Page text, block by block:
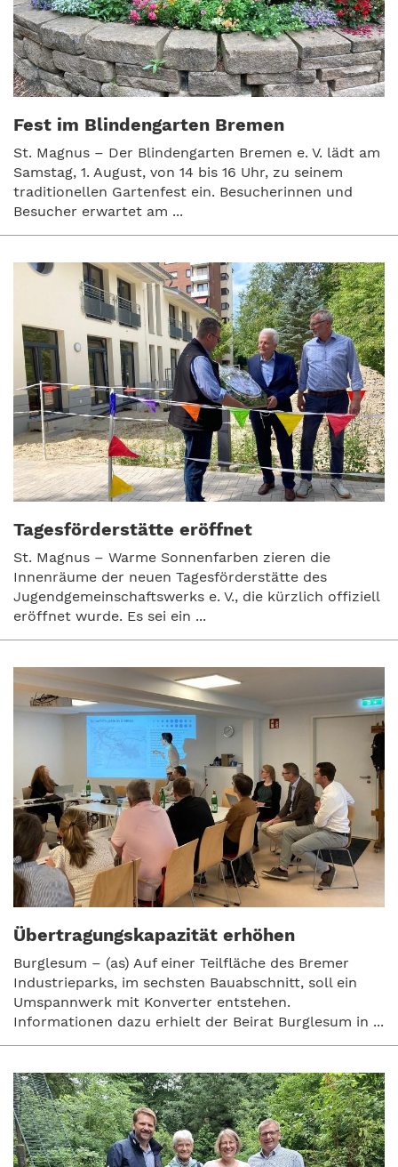
Fest im Blindengarten Bremen
St. Magnus – Der Blindengarten Bremen e. V. lädt am
Samstag, 1. August, von 14 bis 16 Uhr, zu seinem
traditionellen Gartenfest ein. Besucherinnen und
Besucher erwartet am ...
Tagesförderstätte eröffnet
St. Magnus – Warme Sonnenfarben zieren die
Innenräume der neuen Tagesförderstätte des
Jugendgemeinschaftswerks e. V., die kürzlich offiziell
eröffnet wurde. Es sei ein ...
Übertragungskapazität erhöhen
Burglesum – (as) Auf einer Teilfläche des Bremer
Industrieparks, im sechsten Bauabschnitt, soll ein
Umspannwerk mit Konverter entstehen.
Informationen dazu erhielt der Beirat Burglesum in ...